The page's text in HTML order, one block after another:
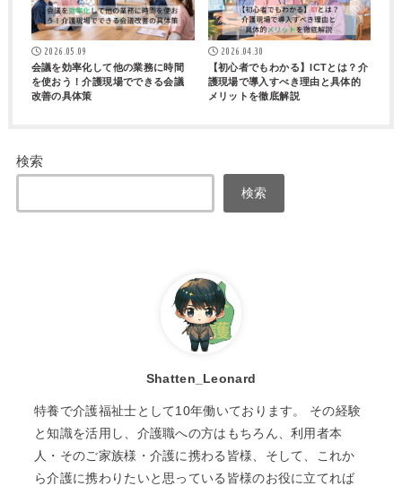
2026.05.09
会議を効率化して他の業務に時間
を使おう！介護現場でできる会議
改善の具体策
2026.04.30
【初心者でもわかる】ICTとは？介
護現場で導入すべき理由と具体的
メリットを徹底解説
検索
検索
Shatten_Leonard
特養で介護福祉士として10年働いております。 その経験
と知識を活用し、介護職への方はもちろん、利用者本
人・そのご家族様・介護に携わる皆様、そして、これか
ら介護に携わりたいと思っている皆様のお役に立てれば